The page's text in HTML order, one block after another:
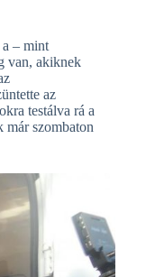
– mint
van, akiknek
az
testálva rá a
már szombaton